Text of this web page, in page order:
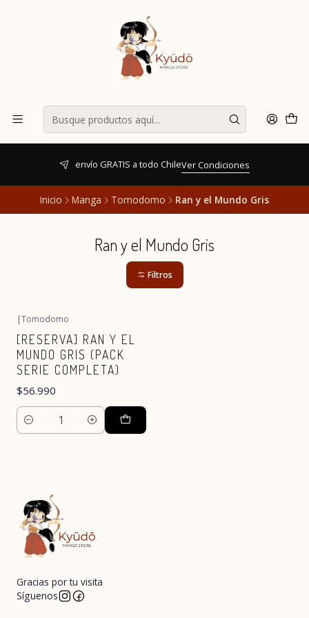
envío GRATIS a todo ChileVer Condiciones
Inicio Manga Tomodomo Ran y el Mundo Gris
Ran y el Mundo Gris
Filtros
|Tomodomo
[RESERVA] RAN Y EL
MUNDO GRIS (PACK
SERIE COMPLETA)
$56.990
Cantidad
Gracias por tu visita
Síguenos